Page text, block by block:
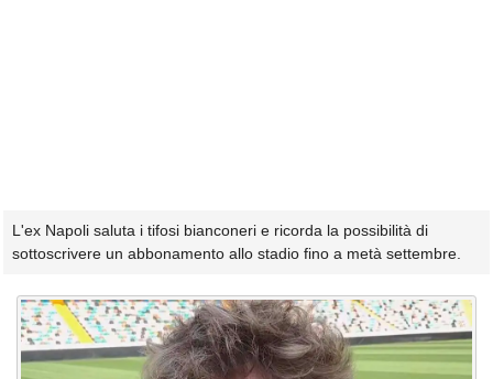
L'ex Napoli saluta i tifosi bianconeri e ricorda la possibilità di
sottoscrivere un abbonamento allo stadio fino a metà settembre.